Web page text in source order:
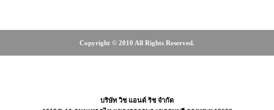
Copyright © 2010 All Rights Reserved.
บริษัท วิช แอนด์ ริช จำกัด